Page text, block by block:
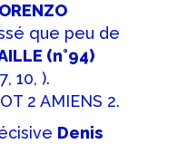
que peu de
(n°94)
10, ).
2 AMIENS 2.
Denis